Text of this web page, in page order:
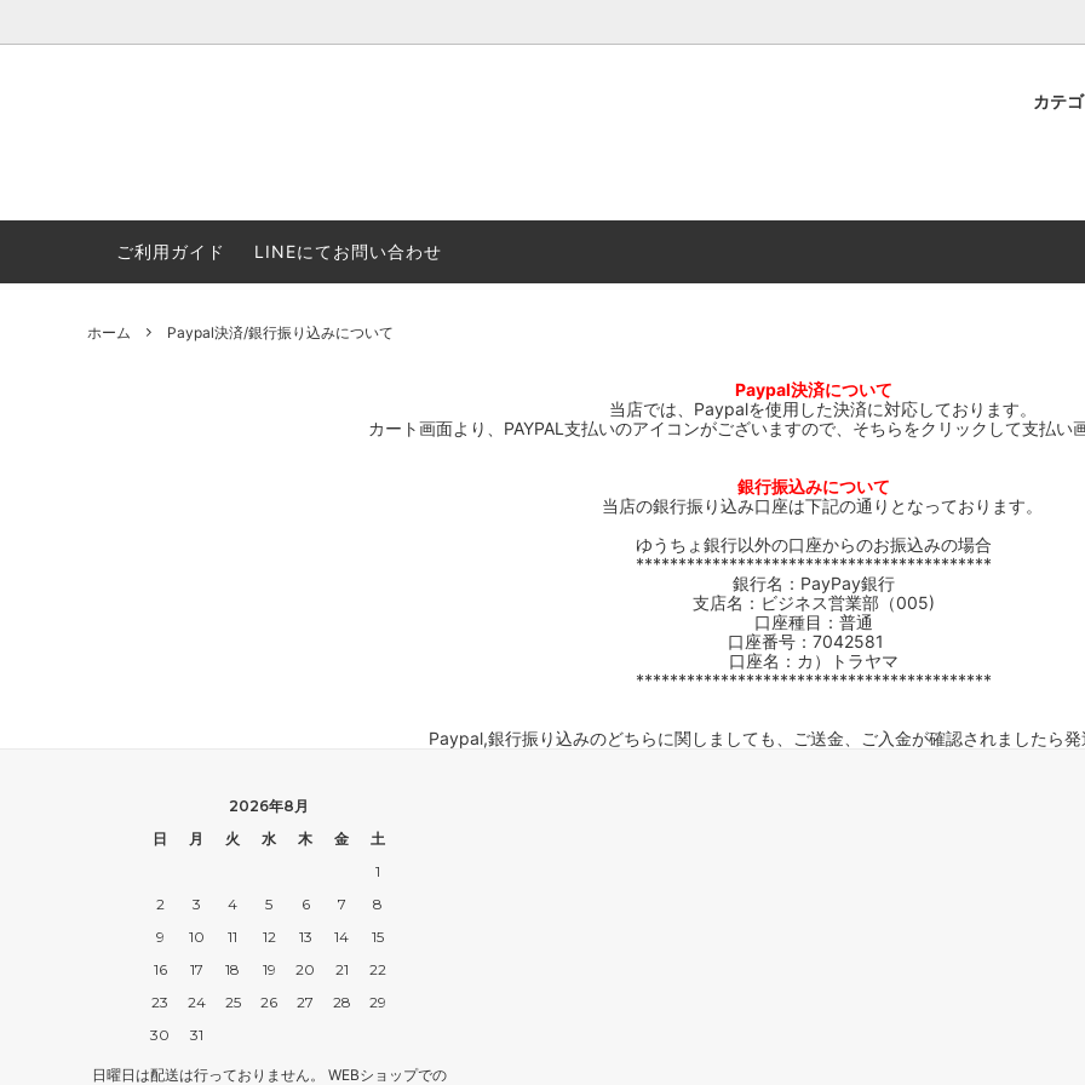
ウォーハンマー(40k/AoS)、ボードゲーム、シタデルカラーの正規プレミアムショップTORAYAMA。通販・オンラインショップです！ ウォ
ころからインディーズまで何でも揃います！ 和歌山に実店舗あり。ゲームマーケット新作や週刊ウォーハンマー関連、サバゲー装備(実物)も
セットも充実。
カテ
ムンダ]
ウォーハンマー ミドルアース(Middle-
シタデルカラー・シタデルブラ
テム
カードスリーブ
プラモデル
バトルテック[BattleTech] ホビー用塗料・ツール
DX超合金 GUNDAM UNIVERSE
フィギュア
カスタムパーツ
レーション・災害備蓄用品
フィールドチケット
11版
Space Marine 2特集
勢力ダイス
AOS各勢力永久呪文(エンドレススペル) ウォーハンマー40000 各勢力 デスウォッチ
ミニチュア輸送用プロテクトケ
ゲームマーケット2025秋
スイス迷彩 TAZ90
グローブ特集
PC壊れたのでお金が必要セール! ファレホ トゥルーメタリックメ
ご利用ガイド LINEにてお問い合わせ
ホーム Paypal決済/銀行振り込みについて
Paypal決済について
当店では、Paypalを使用した決済に対応しております。
カート画面より、PAYPAL支払いのアイコンがございますので、そちらをクリックして支払い
銀行振込みについて
当店の銀行振り込み口座は下記の通りとなっております。
ゆうちょ銀行以外の口座からのお振込みの場合
******************************************
銀行名：PayPay銀行
支店名：ビジネス営業部（005)
口座種目：普通
口座番号：7042581
口座名：カ）トラヤマ
******************************************
Paypal,銀行振り込みのどちらに関しましても、ご送金、ご入金が確認されましたら発
2026年8月
日
月 火 水 木 金
土
1
2
3 4 5 6 7
8
9
10 11 12 13 14
15
16
17 18 19 20 21
22
23
24 25 26 27 28
29
30
31
日曜日は配送は行っておりません。 WEBショップでの